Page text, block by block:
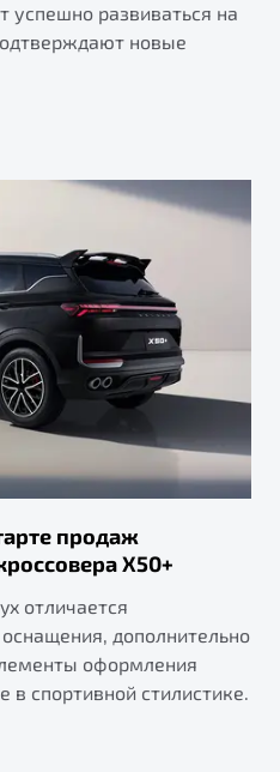
успешно развиваться на
новые
продаж
X50+
отличается
дополнительно
оформления
в спортивной стилистике.